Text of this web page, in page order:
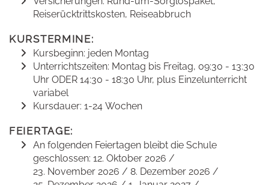
Reiserücktrittskosten, Reiseabbruch
KURSTERMINE:
Kursbeginn: jeden Montag
Unterrichtszeiten: Montag bis Freitag, 09:30 - 13:30
Uhr ODER 14:30 - 18:30 Uhr, plus Einzelunterricht
variabel
Kursdauer: 1-24 Wochen
FEIERTAGE:
An folgenden Feiertagen bleibt die Schule
geschlossen: 12. Oktober 2026 /
23. November 2026 / 8. Dezember 2026 /